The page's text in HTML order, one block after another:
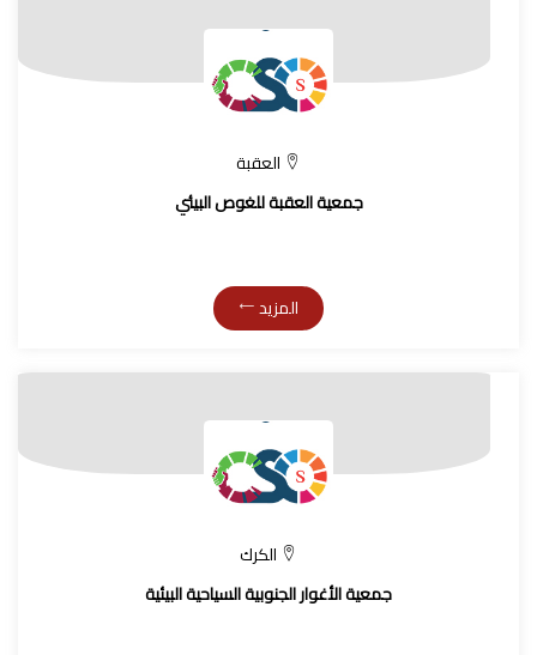
العقبة
جمعية العقبة للغوص البيئي
المزيد
الكرك
جمعية الأغوار الجنوبية السياحية البيئية